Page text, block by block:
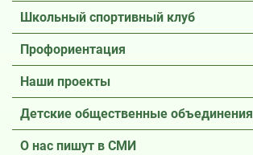
Школьный спортивный клуб
Профориентация
Наши проекты
Детские общественные объединения
О нас пишут в СМИ